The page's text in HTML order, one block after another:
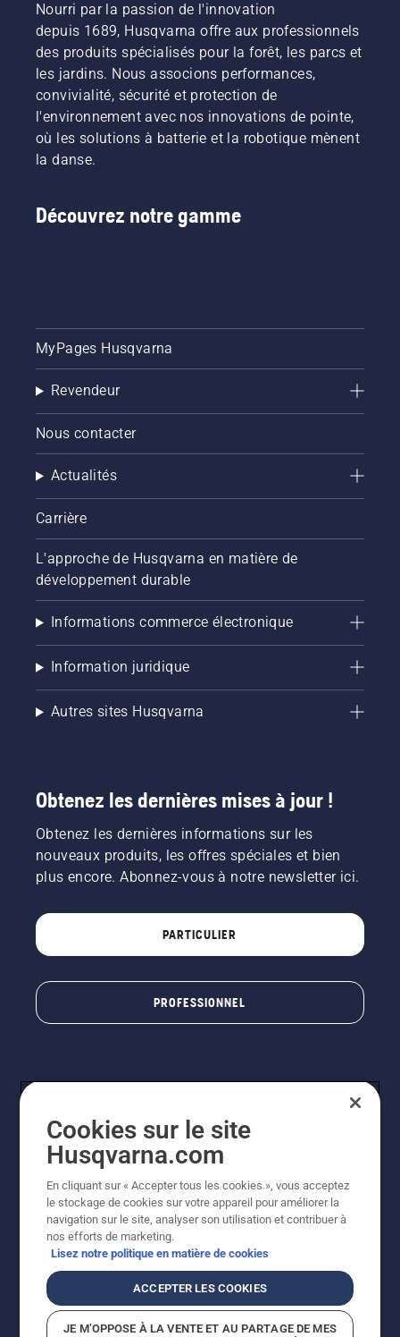
Nourri par la passion de l'innovation
depuis 1689, Husqvarna offre aux professionnels
des produits spécialisés pour la forêt, les parcs et
les jardins. Nous associons performances,
convivialité, sécurité et protection de
l'environnement avec nos innovations de pointe,
où les solutions à batterie et la robotique mènent
la danse.
Découvrez notre gamme
MyPages Husqvarna
Revendeur
Nous contacter
Actualités
Carrière
L'approche de Husqvarna en matière de
développement durable
Informations commerce électronique
Information juridique
Autres sites Husqvarna
Obtenez les dernières mises à jour !
Obtenez les dernières informations sur les
nouveaux produits, les offres spéciales et bien
plus encore. Abonnez-vous à notre newsletter ici.
PARTICULIER
PROFESSIONNEL
© Husqvarna AB (publ). Tous droits réservés. Les prix
indiqués sont à titre indicatif de Husqvarna Schweiz AG
aux revendeurs participants, prix en CHF, TVA 8,1 % et
TAR incluses. Sous réserve de modification. Tous les
prix indiqués sont des prix de vente recommandés (TVA
incluse), sauf si le produit est disponible pour un achat
Avis de confidentialitéImpressionCGVL Shop en ligne
Cookies sur le site
Husqvarna.com
En cliquant sur « Accepter tous les cookies », vous acceptez
le stockage de cookies sur votre appareil pour améliorer la
navigation sur le site, analyser son utilisation et contribuer à
nos efforts de marketing.
Lisez notre politique en matière de cookies
ACCEPTER LES COOKIES
JE M’OPPOSE À LA VENTE ET AU PARTAGE DE MES